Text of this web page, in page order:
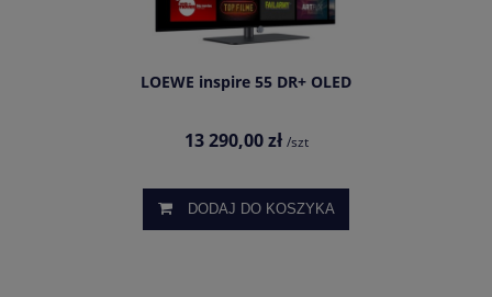
LOEWE inspire 55 DR+ OLED
13 290,00 zł /szt
DODAJ DO KOSZYKA